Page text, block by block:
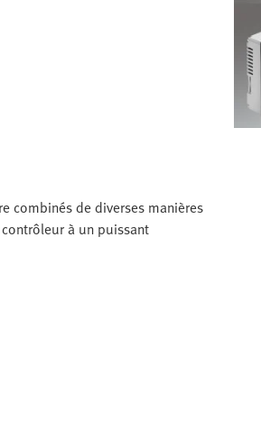
combinés de diverses manières
à un puissant